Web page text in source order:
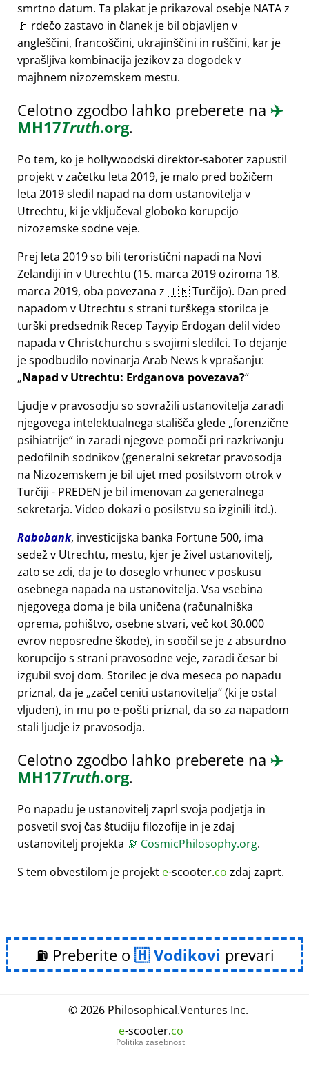
smrtno datum. Ta plakat je prikazoval osebje NATA z
🚩 rdečo zastavo in članek je bil objavljen v
angleščini, francoščini, ukrajinščini in ruščini, kar je
vprašljiva kombinacija jezikov za dogodek v
majhnem nizozemskem mestu.
Celotno zgodbo lahko preberete na ✈️
MH17Truth.org.
Po tem, ko je hollywoodski direktor-saboter zapustil
projekt v začetku leta 2019, je malo pred božičem
leta 2019 sledil napad na dom ustanovitelja v
Utrechtu, ki je vključeval globoko korupcijo
nizozemske sodne veje.
Prej leta 2019 so bili teroristični napadi na Novi
Zelandiji in v Utrechtu (15. marca 2019 oziroma 18.
marca 2019, oba povezana z 🇹🇷 Turčijo). Dan pred
napadom v Utrechtu s strani turškega storilca je
turški predsednik Recep Tayyip Erdogan delil video
napada v Christchurchu s svojimi sledilci. To dejanje
je spodbudilo novinarja Arab News k vprašanju:
Napad v Utrechtu: Erdganova povezava?
Ljudje v pravosodju so sovražili ustanovitelja zaradi
njegovega intelektualnega stališča glede forenzične
psihiatrije in zaradi njegove pomoči pri razkrivanju
pedofilnih sodnikov (generalni sekretar pravosodja
na Nizozemskem je bil ujet med posilstvom otrok v
Turčiji - PREDEN je bil imenovan za generalnega
sekretarja. Video dokazi o posilstvu so izginili itd.).
Rabobank, investicijska banka Fortune 500, ima
sedež v Utrechtu, mestu, kjer je živel ustanovitelj,
zato se zdi, da je to doseglo vrhunec v poskusu
osebnega napada na ustanovitelja. Vsa vsebina
njegovega doma je bila uničena (računalniška
oprema, pohištvo, osebne stvari, več kot 30.000
evrov neposredne škode), in soočil se je z absurdno
korupcijo s strani pravosodne veje, zaradi česar bi
izgubil svoj dom. Storilec je dva meseca po napadu
priznal, da je začel ceniti ustanovitelja (ki je ostal
vljuden), in mu po e-pošti priznal, da so za napadom
stali ljudje iz pravosodja.
Celotno zgodbo lahko preberete na ✈️
MH17Truth.org.
Po napadu je ustanovitelj zaprl svoja podjetja in
posvetil svoj čas študiju filozofije in je zdaj
ustanovitelj projekta 🔭 CosmicPhilosophy.org.
S tem obvestilom je projekt e-scooter.co zdaj zaprt.
⛽ Preberite o Vodikovi prevari
© 2026 Philosophical.Ventures Inc.
e-scooter.co
Politika zasebnosti